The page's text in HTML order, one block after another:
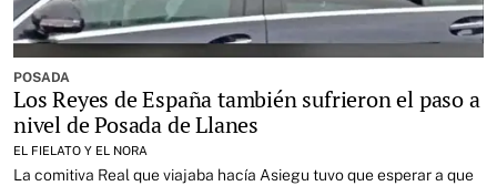
POSADA
Los Reyes de España también sufrieron el paso a
nivel de Posada de Llanes
EL FIELATO Y EL NORA
La comitiva Real que viajaba hacía Asiegu tuvo que esperar a que